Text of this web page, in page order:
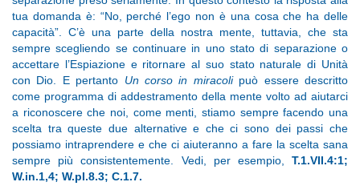
tua domanda è: “No, perché l’ego non è una cosa che ha delle
capacità”. C’è una parte della nostra mente, tuttavia, che sta
sempre scegliendo se continuare in uno stato di separazione o
accettare l’Espiazione e ritornare al suo stato naturale di Unità
con Dio. E pertanto Un corso in miracolipuò essere descritto
come programma di addestramento della mente volto ad aiutarci
a riconoscere che noi, come menti, stiamo sempre facendo una
scelta tra queste due alternative e che ci sono dei passi che
possiamo intraprendere e che ci aiuteranno a fare la scelta sana
sempre più consistentemente. Vedi, per esempio, T.1.VII.4:1;
W.in.1,4; W.pI.8.3; C.1.7.